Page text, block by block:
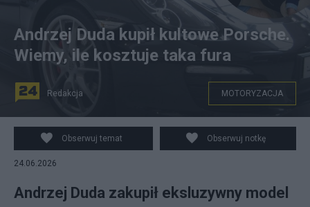
Andrzej Duda kupił kultowe Porsche.
Wiemy, ile kosztuje taka fura
Redakcja MOTORYZACJA
Obserwuj temat Obserwuj notkę
24.06.2026
Andrzej Duda zakupił eksluzywny model